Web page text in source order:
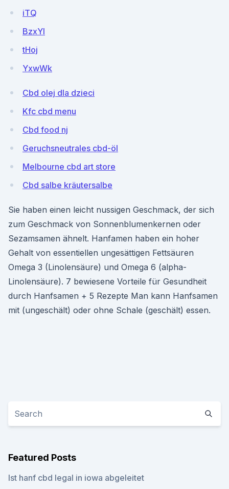
iTQ
BzxYI
tHoj
YxwWk
Cbd olej dla dzieci
Kfc cbd menu
Cbd food nj
Geruchsneutrales cbd-öl
Melbourne cbd art store
Cbd salbe kräutersalbe
Sie haben einen leicht nussigen Geschmack, der sich
zum Geschmack von Sonnenblumenkernen oder
Sezamsamen ähnelt. Hanfamen haben ein hoher
Gehalt von essentiellen ungesättigen Fettsäuren
Omega 3 (Linolensäure) und Omega 6 (alpha-
Linolensäure). 7 bewiesene Vorteile für Gesundheit
durch Hanfsamen + 5 Rezepte Man kann Hanfsamen
mit (ungeschält) oder ohne Schale (geschält) essen.
Featured Posts
Ist hanf cbd legal in iowa abgeleitet